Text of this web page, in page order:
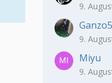
9.
Ganzo5
9.
Miyu
9.